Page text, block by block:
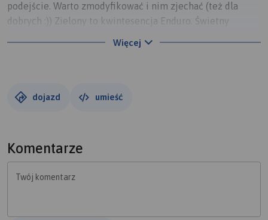
podejście. Warto zmodyfikować i nim zjechać (też dla
dobrych :)) Zielony to kwintesencja Enduro. Świetny
dobrych technicznie. Jako piesza wycieczka, naprawdę
postojami Każdy lekko wprawny turysta zrobi ją bez
Więcej
dojazd umieść
Komentarze
Twój komentarz